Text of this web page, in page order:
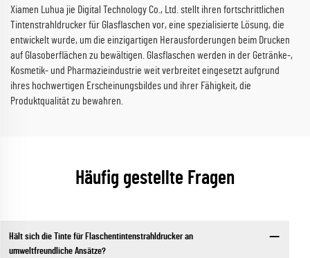
Xiamen Luhua jie Digital Technology Co., Ltd. stellt ihren fortschrittlichen
Tintenstrahldrucker für Glasflaschen vor, eine spezialisierte Lösung, die
entwickelt wurde, um die einzigartigen Herausforderungen beim Drucken
auf Glasoberflächen zu bewältigen. Glasflaschen werden in der Getränke-,
Kosmetik- und Pharmazieindustrie weit verbreitet eingesetzt aufgrund
ihres hochwertigen Erscheinungsbildes und ihrer Fähigkeit, die
Produktqualität zu bewahren.
Häufig gestellte Fragen
Hält sich die Tinte für Flaschentintenstrahldrucker an
umweltfreundliche Ansätze?